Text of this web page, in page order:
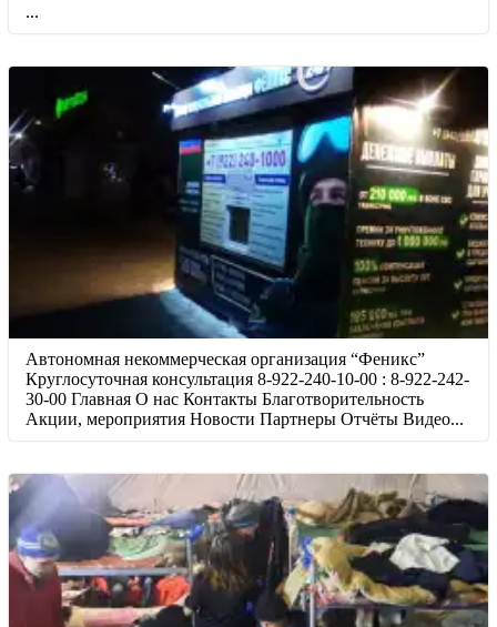
...
Автономная некоммерческая организация “Феникс”
Круглосуточная консультация 8-922-240-10-00 : 8-922-242-
30-00 Главная О нас Контакты Благотворительность
Акции, мероприятия Новости Партнеры Отчёты Видео...